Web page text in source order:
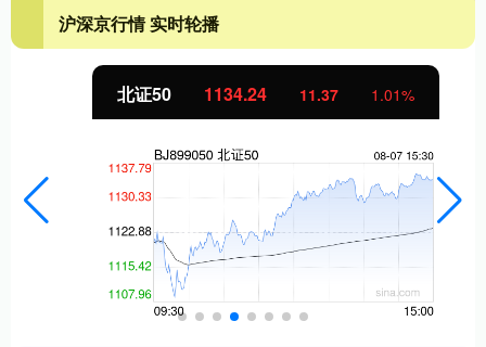
沪深京行情 实时轮播
北证50 1134.24 11.37 1.01%